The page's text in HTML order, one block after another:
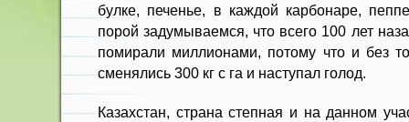
булке, печенье, в каждой карбонаре,
порой задумываемся, что всего 100 лет
помирали миллионами, потому что и без
сменялись 300 кг с га и наступал голод.
Казахстан, страна степная и на данном